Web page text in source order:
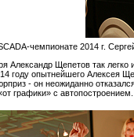
чемпионате 2014 г.
Александр Щепетов так легко
году опытнейшего Алексея
- он неожиданно
графики» с автопостроением.